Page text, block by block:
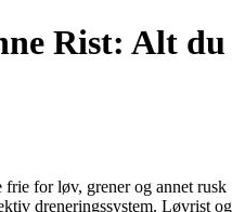
Rist: Alt du
for løv, grener og annet rusk
dreneringssystem. Løvrist og